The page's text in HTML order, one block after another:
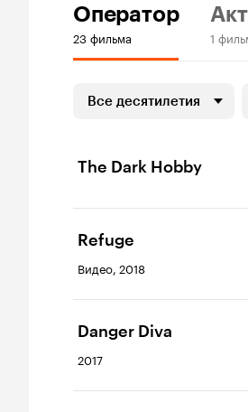
Оператор
23 фильма 1
Все десятилетия
The Dark Hobby
Refuge
Видео, 2018
Danger Diva
2017